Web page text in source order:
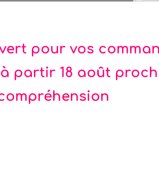
pour vos
partir 18 août